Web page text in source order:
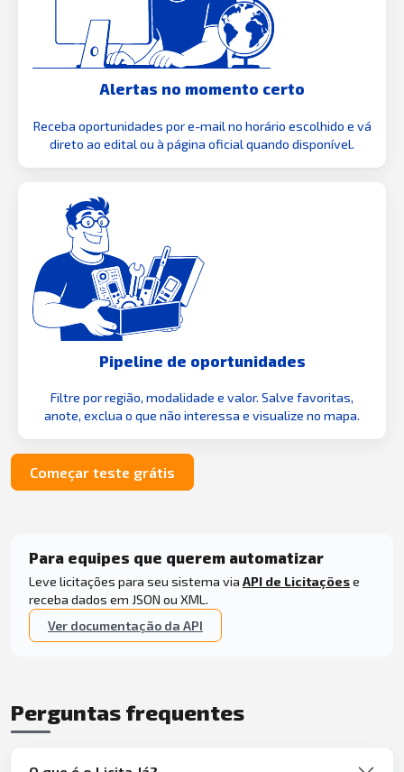
Alertas no momento certo
Receba oportunidades por e-mail no horário escolhido e vá
direto ao edital ou à página oficial quando disponível.
Pipeline de oportunidades
Filtre por região, modalidade e valor. Salve favoritas,
anote, exclua o que não interessa e visualize no mapa.
Começar teste grátis
Para equipes que querem automatizar
Leve licitações para seu sistema via API de Licitaçõese
receba dados em JSON ou XML.
Ver documentação da API
Perguntas frequentes